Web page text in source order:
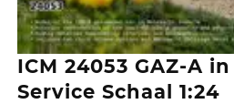
ICM 24053 GAZ-A
Service Schaal 1:24